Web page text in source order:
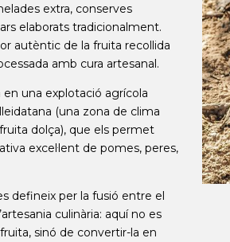
extra, conserves
elaborats tradicionalment.
autèntic de la fruita recollida
amb cura artesanal.
en una explotació agrícola
(una zona de clima
dolça), que els permet
excel·lent de pomes, peres,
defineix per la fusió entre el
culinària: aquí no es
sinó de convertir-la en